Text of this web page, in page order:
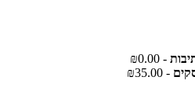
- ₪0.00
- ₪35.00